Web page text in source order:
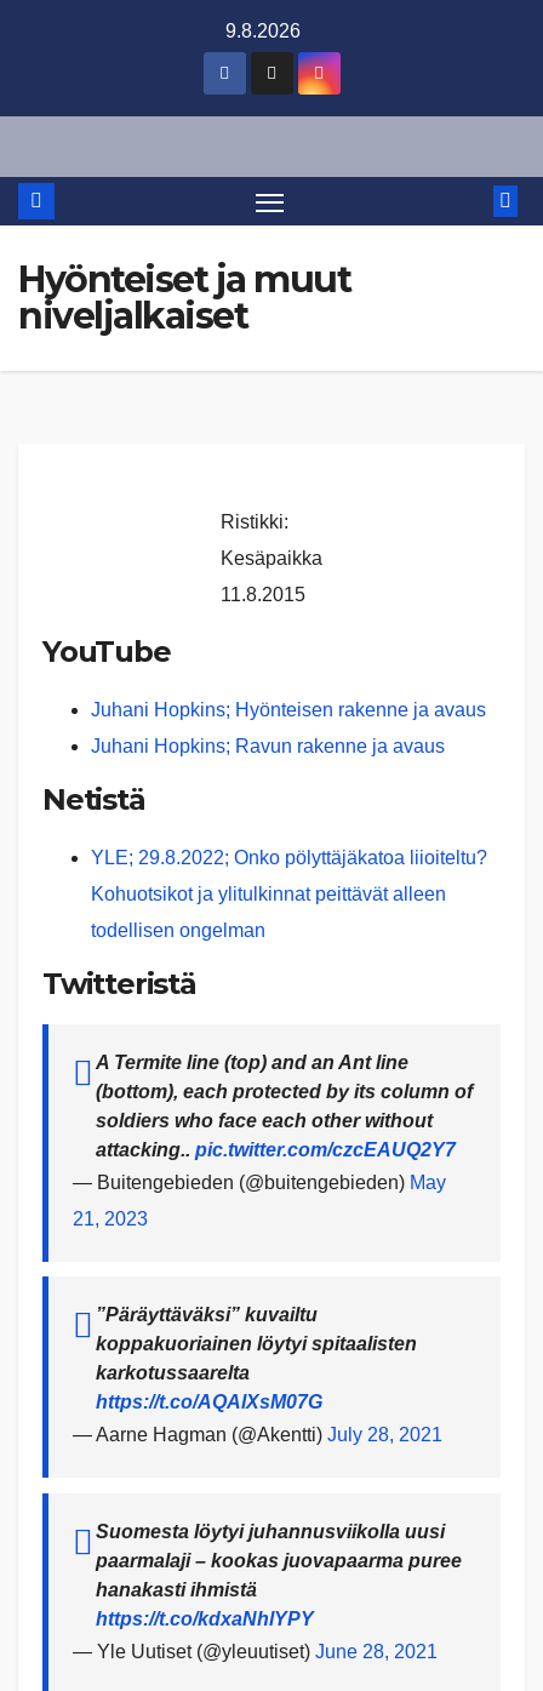
9.8.2026
Hyönteiset ja muut
niveljalkaiset
Ristikki:
Kesäpaikka
11.8.2015
YouTube
Juhani Hopkins; Hyönteisen rakenne ja avaus
Juhani Hopkins; Ravun rakenne ja avaus
Netistä
YLE; 29.8.2022; Onko pölyttäjäkatoa liioiteltu?
Kohuotsikot ja ylitulkinnat peittävät alleen
todellisen ongelman
Twitteristä
A Termite line (top) and an Ant line
(bottom), each protected by its column of
soldiers who face each other without
attacking.. pic.twitter.com/czcEAUQ2Y7
— Buitengebieden (@buitengebieden) May
21, 2023
”Päräyttäväksi” kuvailtu
koppakuoriainen löytyi spitaalisten
karkotussaarelta
https://t.co/AQAlXsM07G
— Aarne Hagman (@Akentti) July 28, 2021
Suomesta löytyi juhannusviikolla uusi
paarmalaji – kookas juovapaarma puree
hanakasti ihmistä
https://t.co/kdxaNhlYPY
— Yle Uutiset (@yleuutiset) June 28, 2021